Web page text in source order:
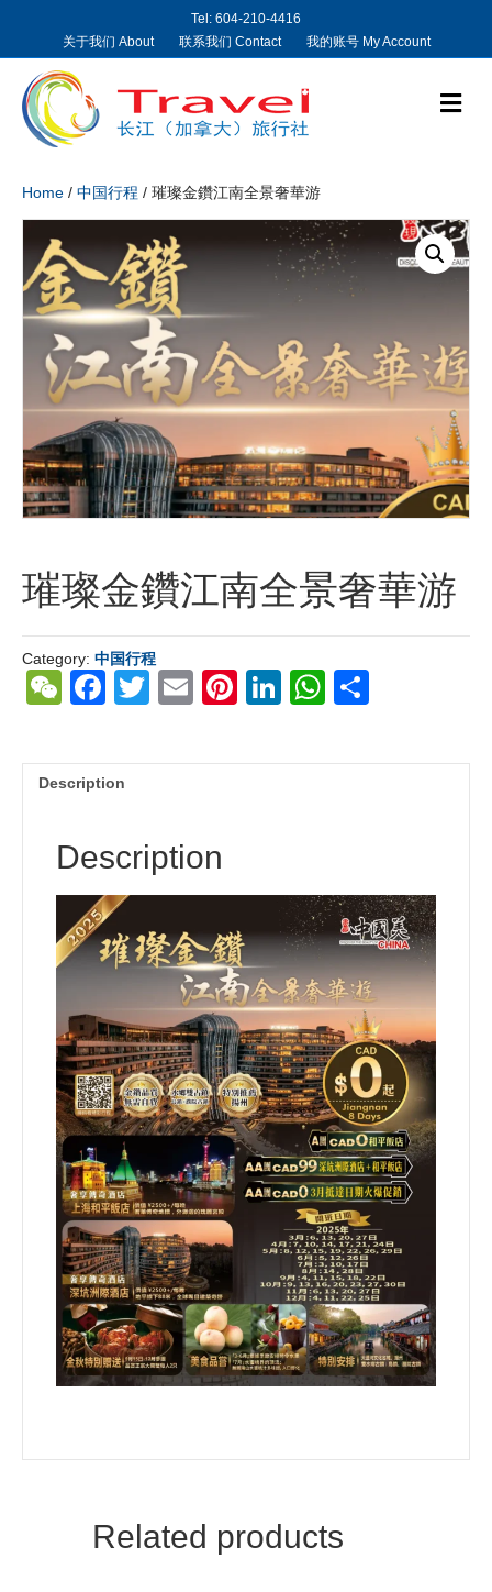
Tel: 604-210-4416
关于我们 About
联系我们 Contact 我的账号 My Account
M
e
Home / 中国行程 / 璀璨金鑽江南全景奢華游
璀璨金鑽江南全景奢華游
Category: 中国行程
W
C
h
F
c
e
o
o
k
T
tt
E
ail
Pi
er
Li
k
W
at
p
ar
Description
Description
Related products